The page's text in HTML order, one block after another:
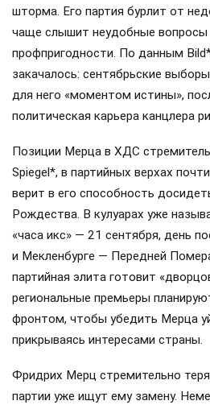
шторма. Его партия бурлит от
чаще слышит неудобные вопросы
профпригодности. По данным
закачалось: сентябрьские
для него «моментом истины»,
политическая карьера канцлера
Позиции Мерца в ХДС
Spiegel*, в партийных верхах
верит в его способность
Рождества. В кулуарах уже
«часа икс» — 21 сентября, день
и Мекленбурге — Передней
партийная элита готовит
региональные премьеры
фронтом, чтобы убедить Мерца
прикрываясь интересами страны.
Фридрих Мерц стремительно
партии уже ищут ему замену.